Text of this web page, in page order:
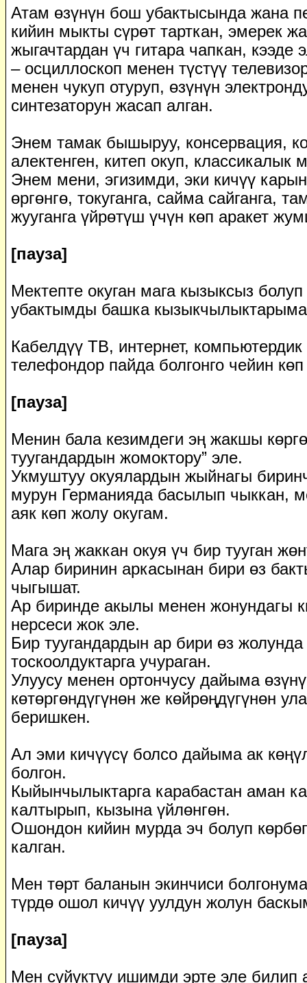
Атам өзүнүн бош убактысында жана
кийин мыкты сүрөт тарткан, эмерек
жыгачтардан үч гитара чапкан, кээде
– осциллоскоп менен түстүү
менен чукуп отуруп, өзүнүн
синтезаторун жасап алган.
Энем тамак бышыруу, консервация,
алектенген, китеп окуп, классикалык
Энем мени, эгизимди, эки кичүү
өргөнгө, токуганга, сайма сайганга,
жууганга үйрөтүш үчүн көп аракет
[пауза]
Мектепте окуган мага кызыксыз
убактымды башка
Кабелдүү ТВ, интернет,
телефондор пайда болгонго чейин
[пауза]
Менин бала кезимдеги эң жакшы
туугандардын жомоктору” эле.
Укмуштуу окуялардын жыйнагы
мурун Германияда басылып чыккан,
аяк көп жолу окугам.
Мага эң жаккан окуя үч бир тууган
Алар биринин аркасынан бири өз
чыгышат.
Ар биринде акылы менен жонундагы
нерсеси жок эле.
Бир туугандардын ар бири өз
тоскоолдуктарга учураган.
Улуусу менен ортончусу дайыма
көтөргөндүгүнөн же көйрөңдүгүнөн
беришкен.
Ал эми кичүүсү болсо дайыма ак
болгон.
Кыйынчылыктарга карабастан аман
калтырып, кызына үйлөнгөн.
Ошондон кийин мурда эч болуп
калган.
Мен төрт баланын экинчиси
түрдө ошол кичүү уулдун жолун
[пауза]
Мен сүйүктүү ишимди эрте эле билип